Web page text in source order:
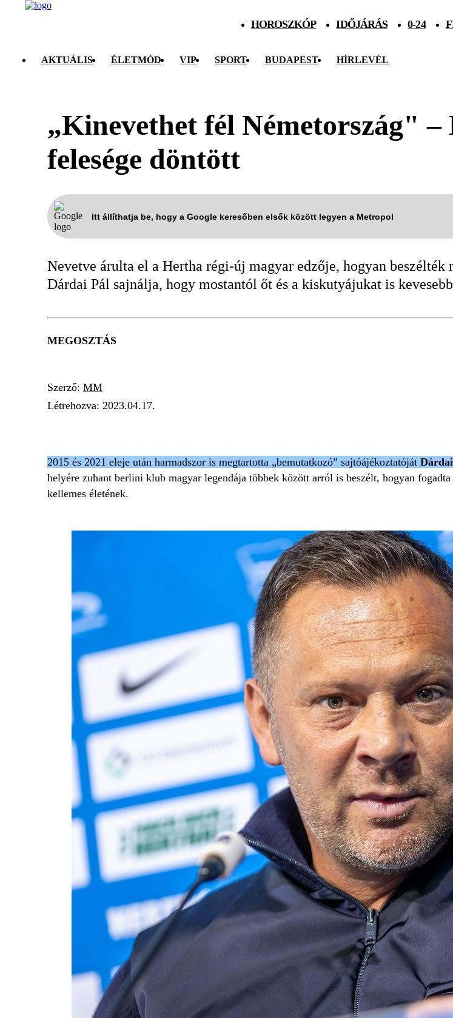
HOROSZKÓP IDŐJÁRÁS 0-24
AKTUÁLIS ÉLETMÓD VIP SPORT BUDAPEST HÍRLEVÉL
„Kinevethet fél Németország"
felesége döntött
Itt állíthatja be, hogy a Google keresőben elsők között legyen a Metropol
Nevetve árulta el a Hertha régi-új magyar edzője, hogyan
Dárdai Pál sajnálja, hogy mostantól őt és a kiskutyájukat is
MEGOSZTÁS
Szerző: MM
Létrehozva: 2023.04.17.
2015 és 2021 eleje után harmadszor is megtartotta „bemutatkozó” sajtóájékoztatóját
helyére zuhant berlini klub magyar legendája többek között arról is beszélt, hogyan
kellemes életének.